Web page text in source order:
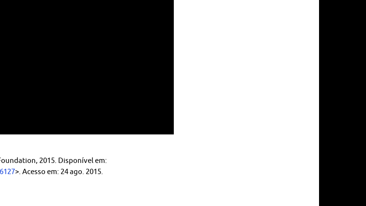
2015. Disponível em:
>. Acesso em: 24 ago. 2015.